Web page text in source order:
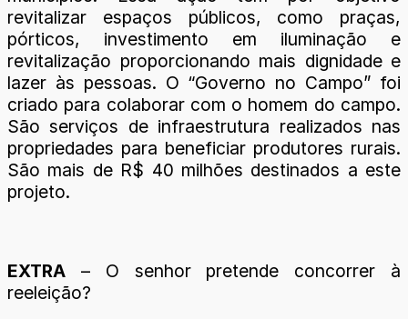
revitalizar espaços públicos, como praças,
pórticos, investimento em iluminação e
revitalização proporcionando mais dignidade e
lazer às pessoas. O “Governo no Campo” foi
criado para colaborar com o homem do campo.
São serviços de infraestrutura realizados nas
propriedades para beneficiar produtores rurais.
São mais de R$ 40 milhões destinados a este
projeto.
EXTRA – O senhor pretende concorrer à
reeleição?